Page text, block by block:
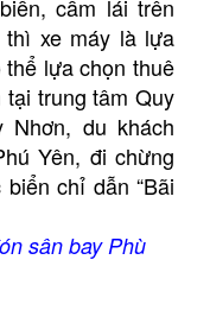
cầm lái trên
xe máy là lựa
lựa chọn thuê
trung tâm Quy
du khách
Yên, đi chừng
chỉ dẫn “Bãi
sân bay Phù